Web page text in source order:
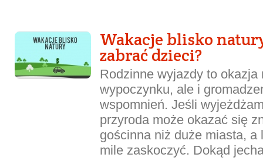
Wakacje blisko
zabrać dzieci?
Rodzinne wyjazdy to okazja
wypoczynku, ale i
wspomnień. Jeśli
przyroda może okazać się
gościnna niż duże miasta, a
mile zaskoczyć. Dokąd